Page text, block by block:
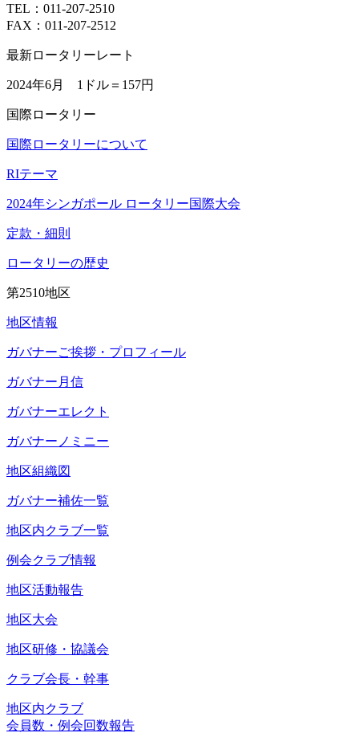
TEL：011-207-2510
FAX：011-207-2512
最新ロータリーレート
2024年6月 1ドル＝ 157円
国際ロータリー
国際ロータリーについて
RIテーマ
2024年シンガポール ロータリー国際大会
定款・細則
ロータリーの歴史
第2510地区
地区情報
ガバナーご挨拶・プロフィール
ガバナー月信
ガバナーエレクト
ガバナーノミニー
地区組織図
ガバナー補佐一覧
地区内クラブ一覧
例会クラブ情報
地区活動報告
地区大会
地区研修・協議会
クラブ会長・幹事
地区内クラブ
会員数・例会回数報告